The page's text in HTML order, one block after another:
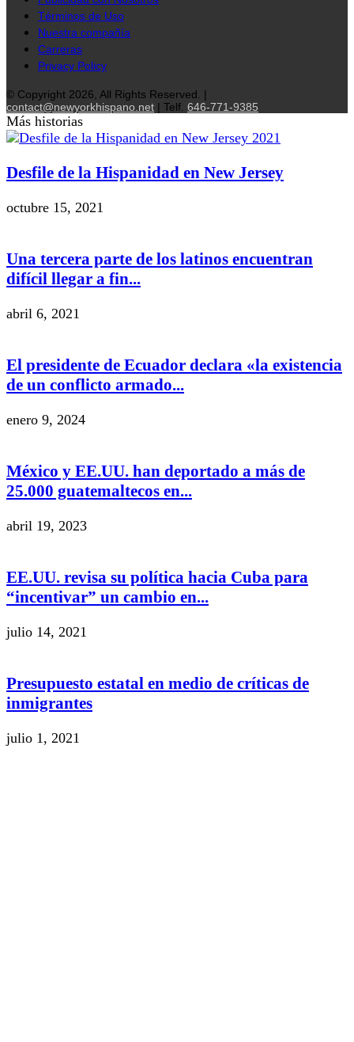
Términos de Uso
Nuestra compañía
Carreras
Privacy Policy
© Copyright 2026, All Rights Reserved. |
contact@newyorkhispano.net | Telf. 646-771-9385
Más historias
Desfile de la Hispanidad en New Jersey
octubre 15, 2021
Una tercera parte de los latinos encuentran
difícil llegar a fin...
abril 6, 2021
El presidente de Ecuador declara «la existencia
de un conflicto armado...
enero 9, 2024
México y EE.UU. han deportado a más de
25.000 guatemaltecos en...
abril 19, 2023
EE.UU. revisa su política hacia Cuba para
“incentivar” un cambio en...
julio 14, 2021
Presupuesto estatal en medio de críticas de
inmigrantes
julio 1, 2021